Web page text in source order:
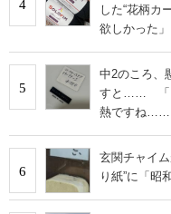
4
した“花柄カ
欲しかった」
5
中2のころ、
すと…… 「い
熱ですね……
6
玄関チャイ
り紙”に「昭